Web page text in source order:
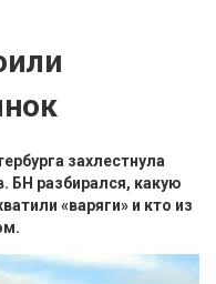
захлестнула
БН разбирался, какую
«варяги» и кто из